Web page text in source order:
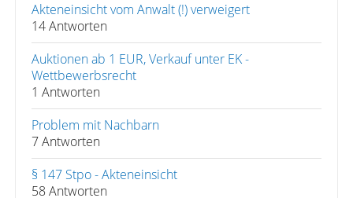
Akteneinsicht vom Anwalt (!) verweigert
14 Antworten
Auktionen ab 1 EUR, Verkauf unter EK -
Wettbewerbsrecht
1 Antworten
Problem mit Nachbarn
7 Antworten
§ 147 Stpo - Akteneinsicht
58 Antworten